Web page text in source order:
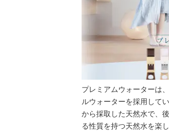
プレミアムウォーターは
ルウォーターを採用して
から採取した天然水で、
る性質を持つ天然水を楽